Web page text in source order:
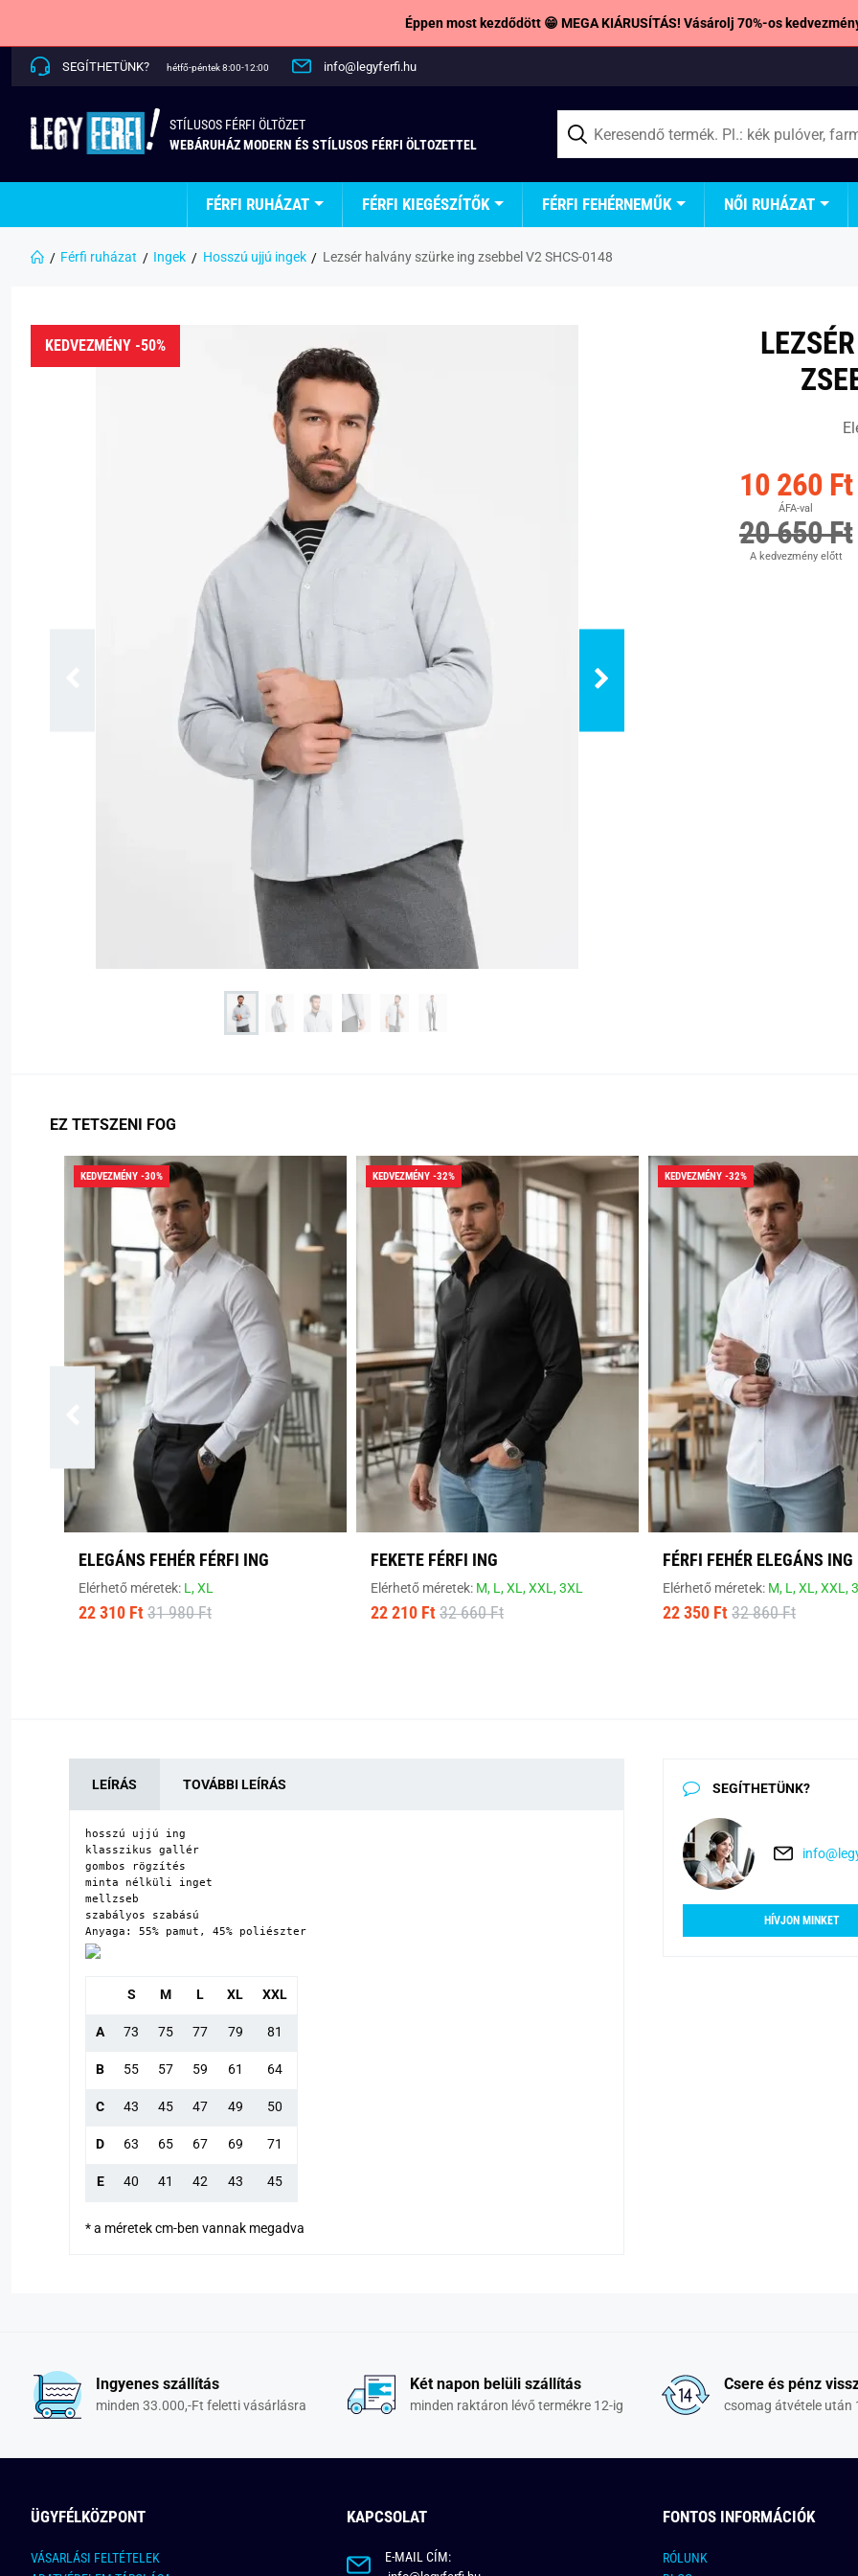
Éppen most kezdődött 😁 MEGA KIÁRUSÍTÁS! Vásárolj 70%-os
SEGÍTHETÜNK? hétfő-péntek 8:00-12:00 info@legyferfi.hu
STÍLUSOS FÉRFI ÖLTÖZET
WEBÁRUHÁZ MODERN ÉS STÍLUSOS FÉRFI ÖLTOZETTEL
FÉRFI RUHÁZAT FÉRFI KIEGÉSZÍTŐK FÉRFI FEHÉRNEMŰK NŐI RUHÁZAT
Férfi ruházat Ingek Hosszú ujjú ingek Lezsér halvány szürke ing zsebbel V2 SHCS-0148
KEDVEZMÉNY -50%
10 260 Ft
ÁFA-val
20 650 Ft
A kedvezmény előtt
EZ TETSZENI FOG
KEDVEZMÉNY -30%
ELEGÁNS FEHÉR FÉRFI ING
Elérhető méretek: L,XL
22 310 Ft 31 980 Ft
KEDVEZMÉNY -32%
FEKETE FÉRFI ING
Elérhető méretek: M, L,XL,XXL,3XL
22 210 Ft 32 660 Ft
KEDVEZMÉNY -32%
FÉRFI FEHÉR ELEGÁNS ING
Elérhető méretek: M, L,XL,XXL,
22 350 Ft 32 860 Ft
LEÍRÁS TOVÁBBI LEÍRÁS
hosszú ujjú ing
klasszikus gallér
gombos rögzítés
minta nélküli inget
mellzseb
szabályos szabású
Anyaga: 55% pamut, 45% poliészter
S M L XL XXL
A 73 75 77 79 81
B 55 57 59 61 64
C 43 45 47 49 50
D 63 65 67 69 71
E 40 41 42 43 45
* a méretek cm-ben vannak megadva
SEGÍTHETÜNK?
HÍVJON MINKET
Ingyenes szállítás
minden 33.000,-Ft feletti vásárlásra
Két napon belüli szállítás
minden raktáron lévő termékre 12-ig
Csere és pénz
csomag átvétele után
ÜGYFÉLKÖZPONT
VÁSARLÁSI FELTÉTELEK
KAPCSOLAT
E-MAIL CÍM:
FONTOS INFORMÁCIÓK
RÓLUNK